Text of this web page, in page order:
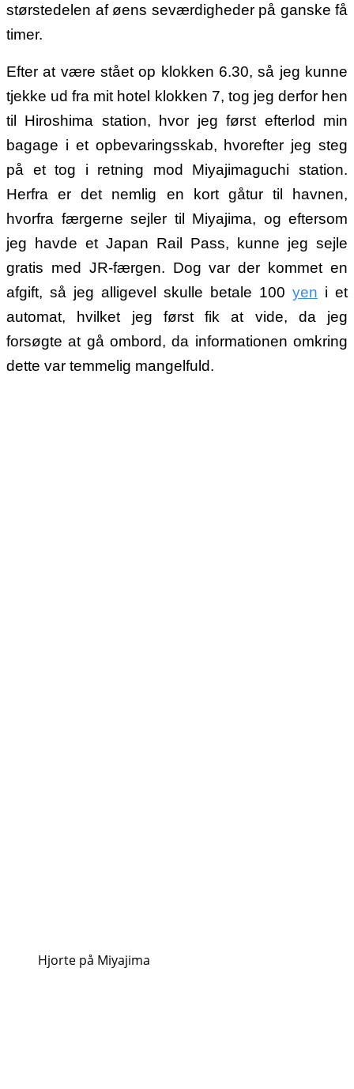
størstedelen af øens seværdigheder på ganske få
timer.
Efter at være stået op klokken 6.30, så jeg kunne
tjekke ud fra mit hotel klokken 7, tog jeg derfor hen
til Hiroshima station, hvor jeg først efterlod min
bagage i et opbevaringsskab, hvorefter jeg steg
på et tog i retning mod Miyajimaguchi station.
Herfra er det nemlig en kort gåtur til havnen,
hvorfra færgerne sejler til Miyajima, og eftersom
jeg havde et Japan Rail Pass, kunne jeg sejle
gratis med JR-færgen. Dog var der kommet en
afgift, så jeg alligevel skulle betale 100 yen i et
automat, hvilket jeg først fik at vide, da jeg
forsøgte at gå ombord, da informationen omkring
dette var temmelig mangelfuld.
Hjorte på Miyajima